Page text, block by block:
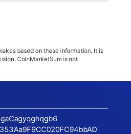
based on these information. It is
CoinMarketSum is not